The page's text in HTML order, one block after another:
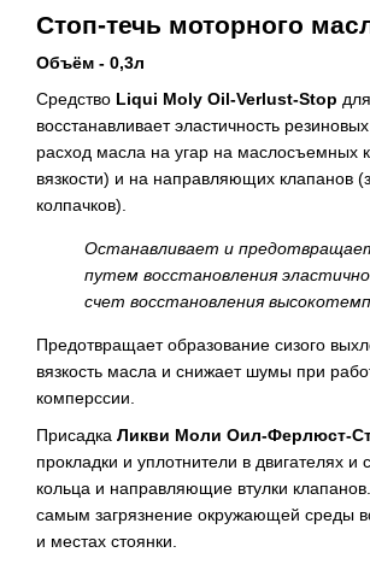
Стоп-течь моторного
Объём - 0,3л
Средство Liqui Moly Oil-Verlust-Stop
восстанавливает эластичность
расход масла на угар на маслосъемных
вязкости) и на направляющих клапанов
колпачков).
Останавливает и
путем восстановления
счет восстановления
Предотвращает образование сизого
вязкость масла и снижает шумы при
комперссии.
Присадка Ликви Моли Оил-Ферлюст-
прокладки и уплотнители в двигателях
кольца и направляющие втулки
самым загрязнение окружающей среды
и местах стоянки.